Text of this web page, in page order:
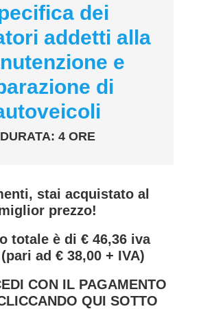
dei
addetti alla
e
di
DURATA: 4 ORE
stai acquistato al
prezzo!
totale è di € 46,36 iva
ad € 38,00 + IVA)
CON IL PAGAMENTO
QUI SOTTO